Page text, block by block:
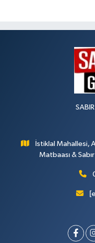
İstiklal Mahallesi,
Matbaası &